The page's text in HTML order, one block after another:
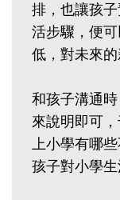
排，也讓孩
活步驟，便
低，對未來的
和孩子溝通
來說明即可
上小學有哪
孩子對小學生